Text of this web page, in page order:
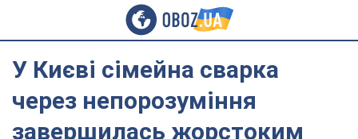
У Києві сімейна сварка
через непорозуміння
завершилась жорстоким